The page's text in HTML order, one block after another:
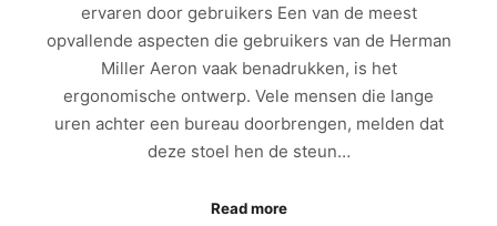
ervaren door gebruikers Een van de meest
opvallende aspecten die gebruikers van de Herman
Miller Aeron vaak benadrukken, is het
ergonomische ontwerp. Vele mensen die lange
uren achter een bureau doorbrengen, melden dat
deze stoel hen de steun…
Read more